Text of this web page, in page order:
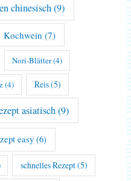
chinesisch(9)
Kochwein (7)
Nori-Blätter(4)
(4) Reis(5)
asiatisch(9)
easy (6)
schnelles Rezept(5)